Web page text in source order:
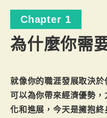
Chapter 1
為什麼你需
就像你的職涯發展取決
可以為你帶來經濟優勢
化和進展，今天是擁抱終